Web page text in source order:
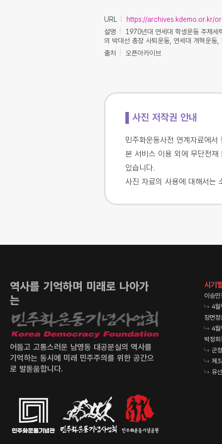
URL
https://archives.kdemo.or.kr/
설명
1970년대 연세대 학생운동 주체세
의 박대선 총장 사퇴운동, 연세대 개혁운
출처
오픈아카이브
▌사진 저작권 안내
민주화운동사전 연계자료에
본 서비스 이용 외에 무단전
있습니다.
사진 자료의 사용에 대해서는
역사를 기억하며 미래로 나아가
는
어둡고 고통스러운 남영동 대공분실의 역사를
기억하는 동시에 미래 민주주의를 위한 공간으
로 발돋움합니다.
시기
이승
4월
장면정
4월
박정
군
제3
유